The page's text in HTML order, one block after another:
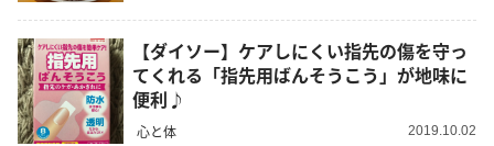
【ダイソー】ケアしにくい指先の傷を守っ
てくれる「指先用ばんそうこう」が地味に
便利♪
心と体 2019.10.02